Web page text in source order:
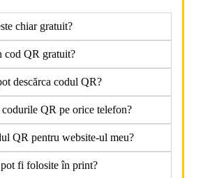
chiar gratuit?
cod QR gratuit?
descărca codul QR?
QR pe orice telefon?
QR pentru website-ul meu?
fi folosite în print?